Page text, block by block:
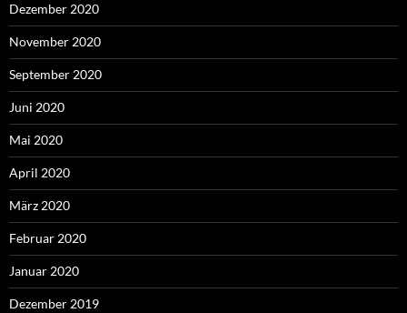
Dezember 2020
November 2020
September 2020
Juni 2020
Mai 2020
April 2020
März 2020
Februar 2020
Januar 2020
Dezember 2019